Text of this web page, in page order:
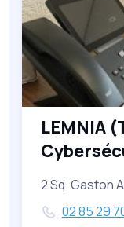
LEMNIA
2 Sq. Gaston
02 85 29